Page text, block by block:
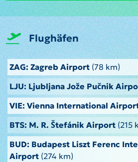
Flughäfen
ZAG: Zagreb Airport (78 km)
LJU: Ljubljana Jože Pučnik
VIE: Vienna International
BTS: M. R. Štefánik Airport (215
BUD: Budapest Liszt Ferenc
Airport (274 km)